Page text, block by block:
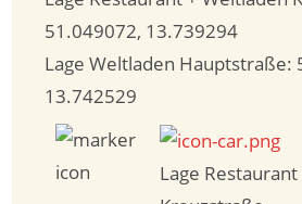
51.049072, 13.739294
Lage Weltladen Hauptstraße:
13.742529
Lage